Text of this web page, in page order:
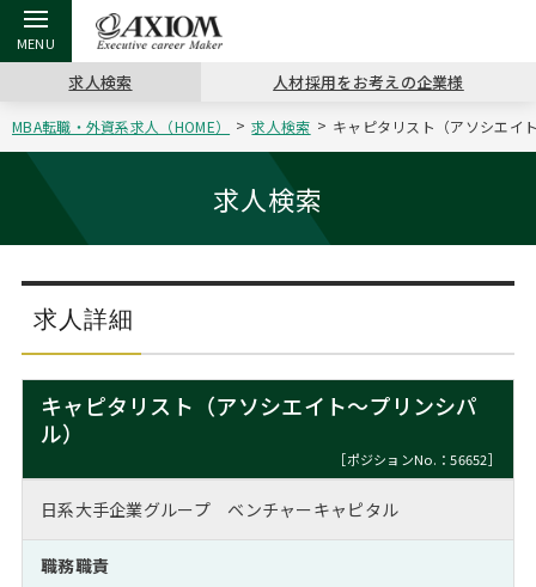
戻る
アクシアムの特長
戻る
コンサ
サービス案内
戻る
キャリ
コンサルタントの紹介
戻る
キャリア支援 TOP
キャリアデザイン講座
（最新求人市場動向）
戻る
MBAの
ステージ別アドバイス
MBAの転職事例
MBA留学生数の推移
戻る
日本か
インターン受入企業一覧
戻る
転職ツール TOP
英文レジュメの書き方
戻る
パワー
職務経歴書の書き方
よくある面接Q&A集
戻る
転職コラム TOP
“展”職相談室
転職市場の明日をよめ
転職成功への4つの鍵
戻る
イベント・セミナー TOP
ジョブフェア
キャリアデザインセミナー
キャリアフォーラム
戻る
会社概要 TOP
沿革
主なクライアント
採用情報
求人検索 人材採用をお考えの企業様
MBA転職・外資系求人（HOME） 求人検索 キャピタリスト（アソシエ
求人検索
求人詳細
キャピタリスト（アソシエイト～プリンシパ
ル）
［ポジションNo.：56652］
日系大手企業グループ ベンチャーキャピタル
職務職責